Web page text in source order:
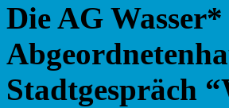
Die AG
Stadtgespräch